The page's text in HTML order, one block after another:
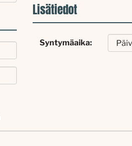
Lisätiedot
Syntymäaika: